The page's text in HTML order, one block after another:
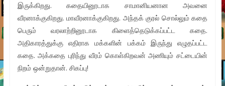
இருக்கிறது. கதையினூடாக சாமானியனான அவனை
வீரனாக்குகிறது. மாவீரனாக்குகிறது. அந்தக் குரல் சொல்லும் கதை
பெரும் வரலாற்றினூடாக கிளைத்தெடுக்கப்பட்ட கதை.
அதிகாரத்துக்கு எதிராக மக்களின் பக்கம் இருந்து எழுதப்பட்ட
கதை. அக்கதை புரிந்து வீரம் கொள்கிறவன் அணியும் சட்டையின்
நிறம் ஒன்றுதான். சிகப்பு!